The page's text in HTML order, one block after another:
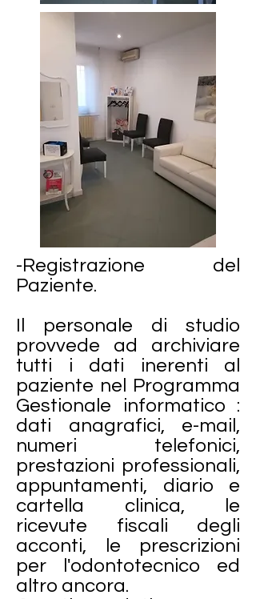
-Registrazione del
Paziente.
Il personale di studio
provvede ad archiviare
tutti i dati inerenti al
paziente nel Programma
Gestionale informatico :
dati anagrafici, e-mail,
numeri telefonici,
prestazioni professionali,
appuntamenti, diario e
cartella clinica, le
ricevute fiscali degli
acconti, le prescrizioni
per l'odontotecnico ed
altro ancora.